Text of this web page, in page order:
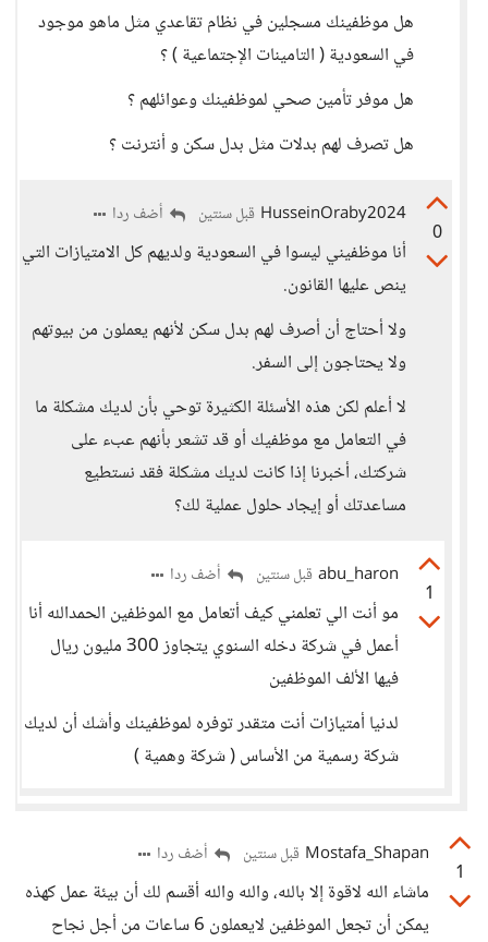
هل موظفينك مسجلين في نظام تقاعدي مثل ماهو موجود
في السعودية ( التامينات الإجتماعية ) ؟
هل موفر تأمين صحي لموظفينك وعوائلهم ؟
هل تصرف لهم بدلات مثل بدل سكن و أنترنت ؟
0
HusseinOraby2024 قبل سنتين أضف ردا
أنا موظفيني ليسوا في السعودية ولديهم كل الامتيازات التي
ينص عليها القانون.
ولا أحتاج أن أصرف لهم بدل سكن لأنهم يعملون من بيوتهم
ولا يحتاجون إلى السفر.
لا أعلم لكن هذه الأسئلة الكثيرة توحي بأن لديك مشكلة ما
في التعامل مع موظفيك أو قد تشعر بأنهم عبء على
شركتك، أخبرنا إذا كانت لديك مشكلة فقد نستطيع
مساعدتك أو إيجاد حلول عملية لك؟
1
abu_haron قبل سنتين أضف ردا
مو أنت الي تعلمني كيف أتعامل مع الموظفين الحمدالله أنا
أعمل في شركة دخله السنوي يتجاوز 300 مليون ريال
فيها الألف الموظفين
لدنيا أمتيازات أنت متقدر توفره لموظفينك وأشك أن لديك
شركة رسمية من الأساس ( شركة وهمية )
1
Mostafa_Shapan قبل سنتين أضف ردا
ماشاء الله لاقوة إلا بالله، والله والله أقسم لك أن بيئة عمل كهذه
يمكن أن تجعل الموظفين لايعملون 6 ساعات من أجل نجاح